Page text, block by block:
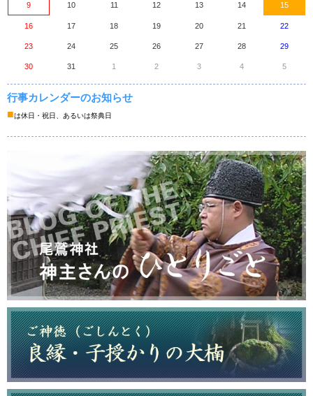
9 10 11 12 13 14 15
16 17 18 19 20 21 22
23 24 25 26 27 28 29
30 31 1 2 3 4 5
行事カレンダーのお知らせ
■は休日・祝日、あるいは祭典日